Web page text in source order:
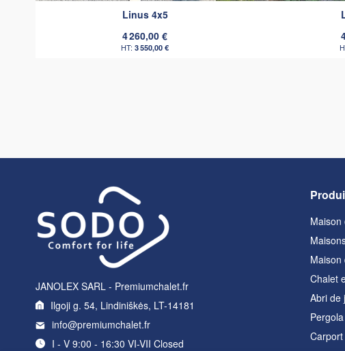
Linus 4x5
4 260,00 €
3 550,00 €
JANOLEX SARL - Premiumchalet.fr
Ilgoji g. 54, Lindiniškės, LT-14181
info@premiumchalet.fr
I - V 9:00 - 16:30 VI-VII Closed
Maison
Maison
Chalet
Abri de